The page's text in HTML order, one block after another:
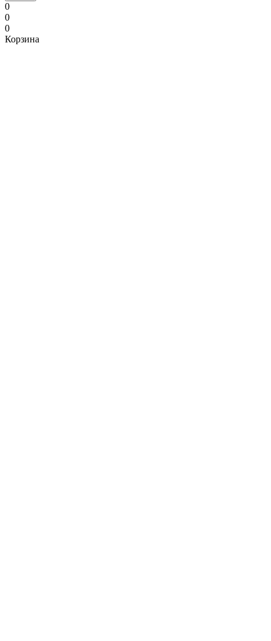
0
0
0
Корзина